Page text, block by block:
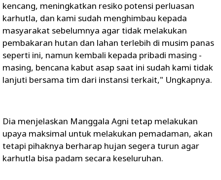
kencang, meningkatkan resiko potensi perluasan
karhutla, dan kami sudah menghimbau kepada
masyarakat sebelumnya agar tidak melakukan
pembakaran hutan dan lahan terlebih di musim panas
seperti ini, namun kembali kepada pribadi masing -
masing, bencana kabut asap saat ini sudah kami tidak
lanjuti bersama tim dari instansi terkait," Ungkapnya.
Dia menjelaskan Manggala Agni tetap melakukan
upaya maksimal untuk melakukan pemadaman, akan
tetapi pihaknya berharap hujan segera turun agar
karhutla bisa padam secara keseluruhan.